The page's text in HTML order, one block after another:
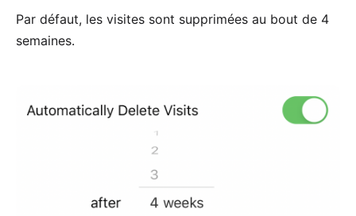
Par défaut, les visites sont supprimées au bout de 4
semaines.